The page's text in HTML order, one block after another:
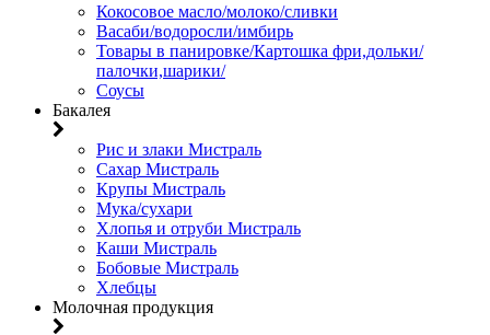
Кокосовое масло/молоко/сливки
Васаби/водоросли/имбирь
Товары в панировке/Картошка фри,дольки/
палочки,шарики/
Соусы
Бакалея
Рис и злаки Мистраль
Сахар Мистраль
Крупы Мистраль
Мука/сухари
Хлопья и отруби Мистраль
Каши Мистраль
Бобовые Мистраль
Хлебцы
Молочная продукция